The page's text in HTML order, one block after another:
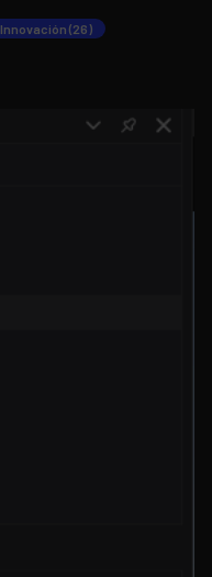
Innovación (26)